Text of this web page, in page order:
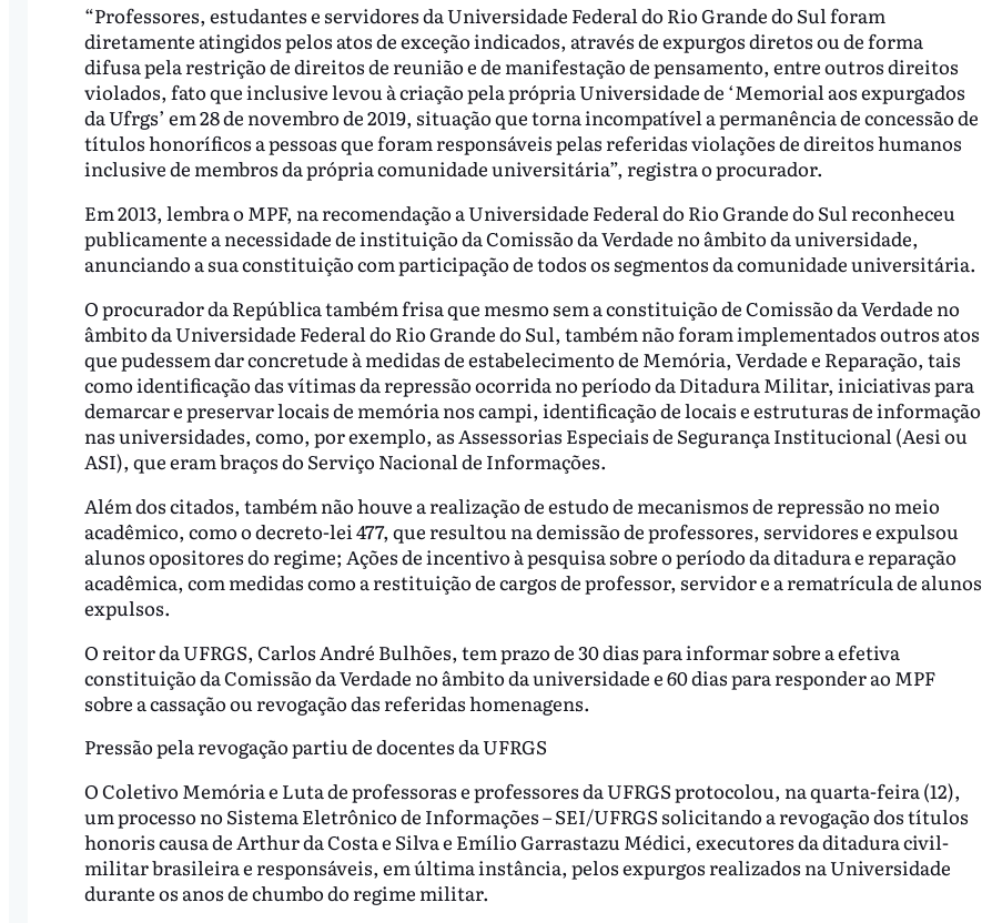
“Professores, estudantes e servidores da Universidade Federal do Rio Grande do Sul foram
diretamente atingidos pelos atos de exceção indicados, através de expurgos diretos ou de forma
difusa pela restrição de direitos de reunião e de manifestação de pensamento, entre outros direitos
violados, fato que inclusive levou à criação pela própria Universidade de ‘Memorial aos expurgados
da Ufrgs’ em 28 de novembro de 2019, situação que torna incompatível a permanência de concessão de
títulos honoríficos a pessoas que foram responsáveis pelas referidas violações de direitos humanos
inclusive de membros da própria comunidade universitária”, registra o procurador.
Em 2013, lembra o MPF, na recomendação a Universidade Federal do Rio Grande do Sul reconheceu
publicamente a necessidade de instituição da Comissão da Verdade no âmbito da universidade,
anunciando a sua constituição com participação de todos os segmentos da comunidade universitária.
O procurador da República também frisa que mesmo sem a constituição de Comissão da Verdade no
âmbito da Universidade Federal do Rio Grande do Sul, também não foram implementados outros atos
que pudessem dar concretude à medidas de estabelecimento de Memória, Verdade e Reparação, tais
como identificação das vítimas da repressão ocorrida no período da Ditadura Militar, iniciativas para
demarcar e preservar locais de memória nos campi, identificação de locais e estruturas de informação
nas universidades, como, por exemplo, as Assessorias Especiais de Segurança Institucional (Aesi ou
ASI), que eram braços do Serviço Nacional de Informações.
Além dos citados, também não houve a realização de estudo de mecanismos de repressão no meio
acadêmico, como o decreto-lei 477, que resultou na demissão de professores, servidores e expulsou
alunos opositores do regime; Ações de incentivo à pesquisa sobre o período da ditadura e reparação
acadêmica, com medidas como a restituição de cargos de professor, servidor e a rematrícula de alunos
expulsos.
O reitor da UFRGS, Carlos André Bulhões, tem prazo de 30 dias para informar sobre a efetiva
constituição da Comissão da Verdade no âmbito da universidade e 60 dias para responder ao MPF
sobre a cassação ou revogação das referidas homenagens.
Pressão pela revogação partiu de docentes da UFRGS
O Coletivo Memória e Luta de professoras e professores da UFRGS protocolou, na quarta-feira (12),
um processo no Sistema Eletrônico de Informações – SEI/UFRGS solicitando a revogação dos títulos
honoris causa de Arthur da Costa e Silva e Emílio Garrastazu Médici, executores da ditadura civil-
militar brasileira e responsáveis, em última instância, pelos expurgos realizados na Universidade
durante os anos de chumbo do regime militar.